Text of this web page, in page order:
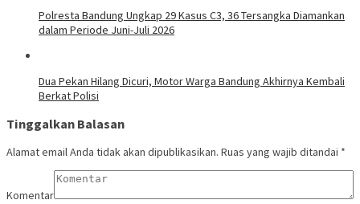
Polresta Bandung Ungkap 29 Kasus C3, 36 Tersangka Diamankan
dalam Periode Juni-Juli 2026
Dua Pekan Hilang Dicuri, Motor Warga Bandung Akhirnya Kembali
Berkat Polisi
Tinggalkan Balasan
Alamat email Anda tidak akan dipublikasikan. Ruas yang wajib ditandai *
Komentar